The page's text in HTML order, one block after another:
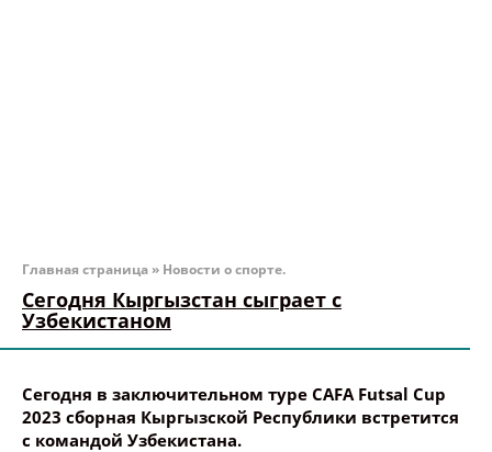
Главная страница » Новости о спорте.
Сегодня Кыргызстан сыграет с
Узбекистаном
Сегодня в заключительном туре CAFA Futsal Cup
2023 сборная Кыргызской Республики встретится
с командой Узбекистана.